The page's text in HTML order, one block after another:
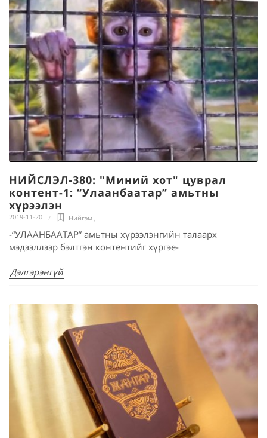
НИЙСЛЭЛ-380: "Миний хот" цуврал
контент-1: “Улаанбаатар” амьтны
хүрээлэн
2019-11-20 Нийгэм ,
-“УЛААНБААТАР” амьтны хүрээлэнгийн талаарх
мэдээллээр бэлтгэн контентийг хүргэе-
Дэлгэрэнгүй